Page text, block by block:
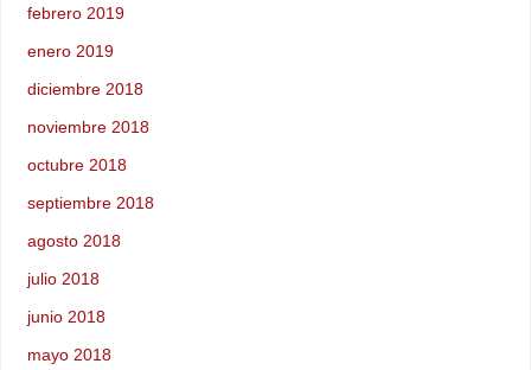
febrero 2019
enero 2019
diciembre 2018
noviembre 2018
octubre 2018
septiembre 2018
agosto 2018
julio 2018
junio 2018
mayo 2018